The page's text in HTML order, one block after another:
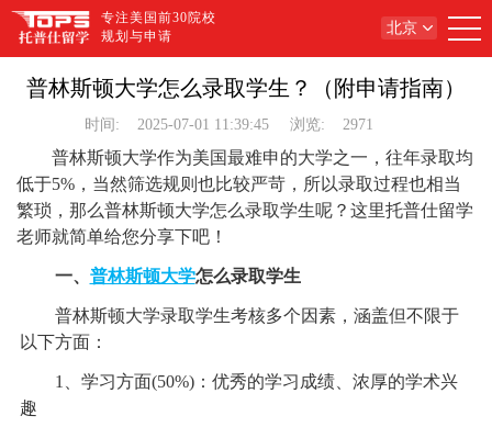
专注美国前30院校
规划与申请
北京
普林斯顿大学怎么录取学生？（附申请指南）
时间: 2025-07-01 11:39:45 浏览: 2971
普林斯顿大学作为美国最难申的大学之一，往年录取均
低于5%，当然筛选规则也比较严苛，所以录取过程也相当
繁琐，那么普林斯顿大学怎么录取学生呢？这里托普仕留学
老师就简单给您分享下吧！
一、 普林斯顿大学怎么录取学生
普林斯顿大学录取学生考核多个因素，涵盖但不限于
以下方面：
1、学习方面(50%)：优秀的学习成绩、浓厚的学术兴
趣